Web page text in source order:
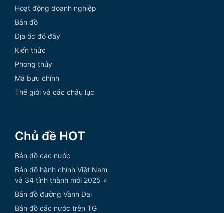
Hoạt động doanh nghiệp
Bản đồ
Địa ốc đó đây
Kiến thức
Phong thủy
Mã bưu chính
Thế giới và các châu lục
Chủ đề HOT
Bản đồ các nước
Bản đồ hành chính Việt Nam
và 34 tỉnh thành mới 2025 ⭐
Bản đồ đường Vành Đai
Bản đồ các nước trên TG